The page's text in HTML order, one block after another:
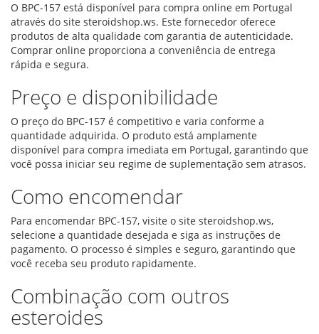
O BPC-157 está disponível para compra online em Portugal
através do site steroidshop.ws. Este fornecedor oferece
produtos de alta qualidade com garantia de autenticidade.
Comprar online proporciona a conveniência de entrega
rápida e segura.
Preço e disponibilidade
O preço do BPC-157 é competitivo e varia conforme a
quantidade adquirida. O produto está amplamente
disponível para compra imediata em Portugal, garantindo que
você possa iniciar seu regime de suplementação sem atrasos.
Como encomendar
Para encomendar BPC-157, visite o site steroidshop.ws,
selecione a quantidade desejada e siga as instruções de
pagamento. O processo é simples e seguro, garantindo que
você receba seu produto rapidamente.
Combinação com outros
esteroides